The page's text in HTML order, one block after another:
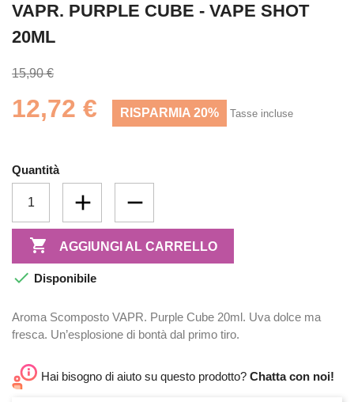
VAPR. PURPLE CUBE - VAPE SHOT
20ML
15,90 €
12,72 € RISPARMIA 20% Tasse incluse
Quantità
 AGGIUNGI AL CARRELLO
 Disponibile
Aroma Scomposto VAPR. Purple Cube 20ml. Uva dolce ma
fresca. Un’esplosione di bontà dal primo tiro.
Hai bisogno di aiuto su questo prodotto? Chatta con noi!